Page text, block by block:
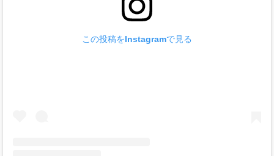
この投稿をInstagramで見る